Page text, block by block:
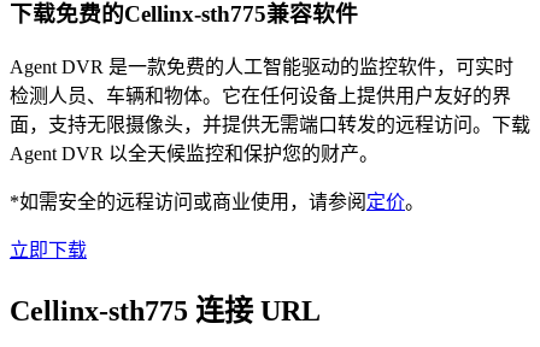
下载免费的Cellinx-sth775兼容软件
Agent DVR 是一款免费的人工智能驱动的监控软件，可实时
检测人员、车辆和物体。它在任何设备上提供用户友好的界
面，支持无限摄像头，并提供无需端口转发的远程访问。下载
Agent DVR 以全天候监控和保护您的财产。
*如需安全的远程访问或商业使用，请参阅 定价。
立即下载
Cellinx-sth775 连接 URL